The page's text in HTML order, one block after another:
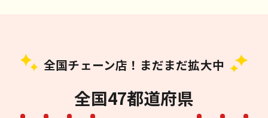
全国チェーン店！まだまだ拡大中
全国47都道府県